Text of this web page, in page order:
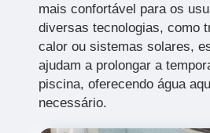
mais confortável para os
diversas tecnologias, como
calor ou sistemas solares,
ajudam a prolongar a
piscina, oferecendo água
necessário.